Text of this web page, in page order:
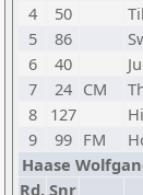
4
50
5
86
6
40
7
24 CM
8
127
9
99 FM
Haase
Rd. Snr